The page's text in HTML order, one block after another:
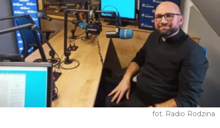
fot. Radio Rodzina